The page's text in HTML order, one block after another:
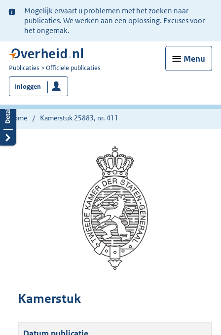
Ter
informatie:
Mogelijk ervaart u problemen met het zoeken naar
publicaties. We werken aan een oplossing. Excuses voor
het ongemak.
Menu
U
bent
nu
hier:
Publicaties Officiële publicaties
Inloggen
Home Kamerstuk 25883, nr. 411
Kamerstuk